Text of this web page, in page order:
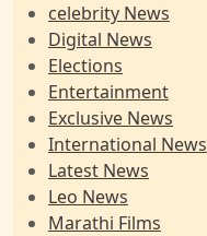
celebrity News
Digital News
Elections
Entertainment
Exclusive News
International News
Latest News
Leo News
Marathi Films